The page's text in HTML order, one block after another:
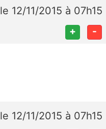
le 12/11/2015 à 07h15
+ -
le 12/11/2015 à 07h15